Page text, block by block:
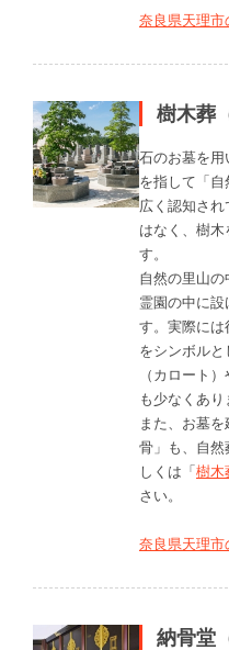
奈良県天理市
樹木葬
石のお墓を
を指して「
広く認知さ
はなく、樹
す。
自然の里山
霊園の中に設
す。実際には
をシンボル
（カロート
も少なくあり
また、お墓
骨」も、自
しくは「樹木
さい。
奈良県天理市
納骨堂